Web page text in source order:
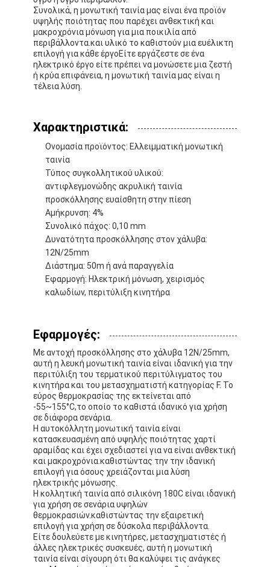
Σπίτι
Προϊόντα
Περίπου εμείς
Ποιοτικός έλεγχος
Μας ελάτε σε επαφή με
Συγκολλητική ταινία μόνωσης
Ταινία μόνωσης υφασμάτων γυαλιού
Ανθεκτική στη θερμότητα ταινία μόνωσης
Κολλητική ταινία υφασμάτων γυαλιού
Κολλητική ταινία ταινιών Polyimide
Κολλητική ταινία φύλλων αλουμινίου αργιλίου
Συνολικά, η μονωτική ταινία μας είναι ένα προϊόν
υψηλής ποιότητας που παρέχει ανθεκτική και
μακροχρόνια μόνωση για μια ποικιλία από
περιβάλλοντα.και υλικό το καθιστούν μια ευέλικτη
επιλογή για κάθε έργοΕίτε εργάζεστε σε ένα
ηλεκτρικό έργο είτε πρέπει να μονώσετε μια ζεστή
ή κρύα επιφάνεια, η μονωτική ταινία μας είναι η
τέλεια λύση.
Χαρακτηριστικά:
Ονομασία προϊόντος: Ελλειμματική μονωτική
ταινία
Τύπος συγκολλητικού υλικού:
αντιφλεγμονώδης ακρυλική ταινία
προσκόλλησης ευαίσθητη στην πίεση
Αμήκρυνση: 4%
Συνολικό πάχος: 0,10 mm
Δυνατότητα προσκόλλησης στον χάλυβα:
12N/25mm
Διάστημα: 50m ή ανά παραγγελία
Εφαρμογή: Ηλεκτρική μόνωση, χειρισμός
καλωδίων, περιτύλιξη κινητήρα
Εφαρμογές:
Με αντοχή προσκόλλησης στο χάλυβα 12N/25mm,
αυτή η λευκή μονωτική ταινία είναι ιδανική για την
περιτύλιξη του τερματικού περιτύλιγματος του
κινητήρα και του μετασχηματιστή κατηγορίας F. Το
εύρος θερμοκρασίας της εκτείνεται από
-55~155°C,το οποίο το καθιστά ιδανικό για χρήση
σε διάφορα σενάρια.
Η αυτοκόλλητη μονωτική ταινία είναι
κατασκευασμένη από υψηλής ποιότητας χαρτί
αραμίδας και έχει σχεδιαστεί για να είναι ανθεκτική
και μακροχρόνια.καθιστώντας την την ιδανική
επιλογή για όσους χρειάζονται μια λύση
ηλεκτρικής μόνωσης.
Η κολλητική ταινία από σιλικόνη 180C είναι ιδανική
για χρήση σε σενάρια υψηλών
θερμοκρασιών.καθιστώντας την εξαιρετική
επιλογή για χρήση σε δύσκολα περιβάλλοντα.
Είτε δουλεύετε με κινητήρες, μετασχηματιστές ή
άλλες ηλεκτρικές συσκευές, αυτή η μονωτική
ταινία είναι σίγουρη ότι θα καλύψει τις ανάγκες